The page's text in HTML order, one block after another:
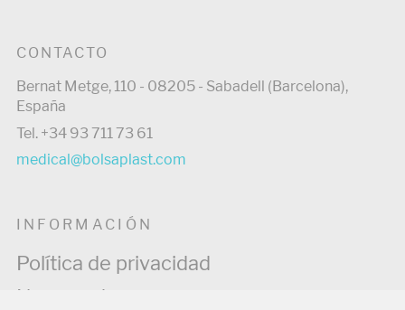
CONTACTO
Bernat Metge, 110 - 08205 - Sabadell (Barcelona),
España
Tel. +34 93 711 73 61
medical@bolsaplast.com
INFORMACIÓN
Política de privacidad
Normas de uso